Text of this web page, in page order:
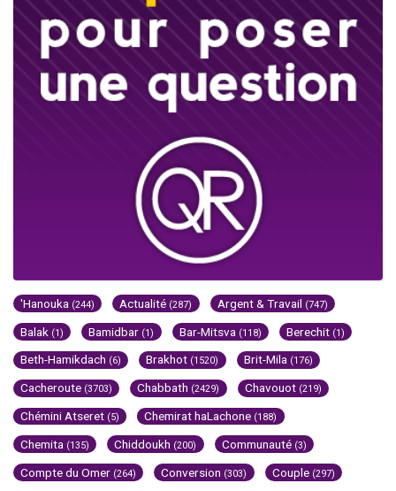
'Hanouka (244) Actualité (287) Argent & Travail (747)
Balak (1) Bamidbar (1) Bar-Mitsva (118) Berechit (1)
Beth-Hamikdach (6) Brakhot (1520) Brit-Mila (176)
Cacheroute (3703) Chabbath (2429) Chavouot (219)
Chémini Atseret (5) Chemirat haLachone (188)
Chemita (135) Chiddoukh (200) Communauté (3)
Compte du Omer (264) Conversion (303) Couple (297)